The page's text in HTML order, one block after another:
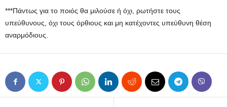
***Πάντως για το ποιός θα μιλούσε ή όχι, ρωτήστε τους
υπεύθυνους, όχι τους όρθιους και μη κατέχοντες υπεύθυνη θέση
αναρμόδιους.